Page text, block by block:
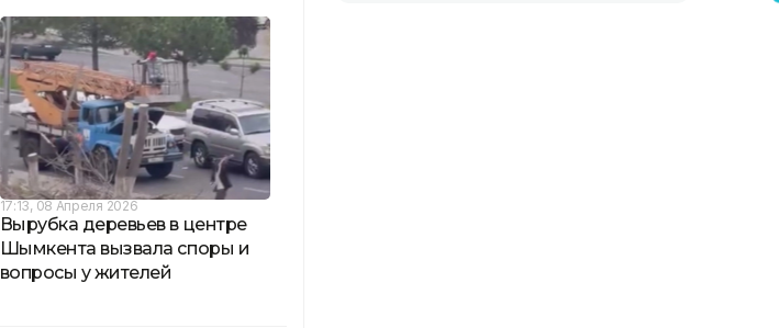
17:13, 08 Апреля 2026
Вырубка деревьев в центре
Шымкента вызвала споры и
вопросы у жителей